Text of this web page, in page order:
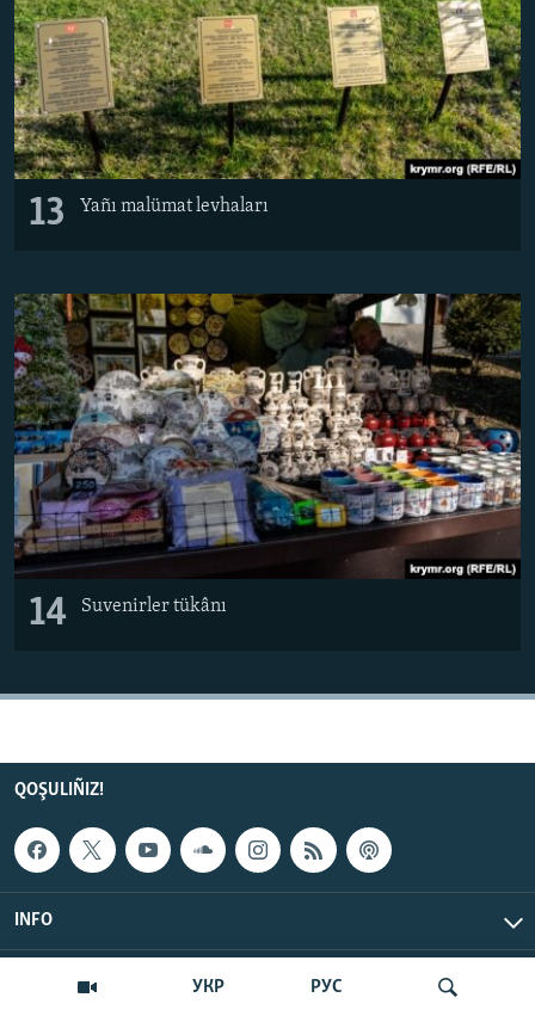
УКР РУС
13 Yañı malümat levhaları
14 Suvenirler tükânı
QOŞULIÑIZ!
INFO
© Qırım.Aqiqat, 2026 | All Rights Reserved.